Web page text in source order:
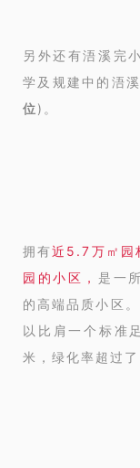
另外还有浯溪完
学及规建中的浯
位)。
拥有近5.7万㎡园
园的小区， 是一
的高端品质小区
以比肩一个标准
米，绿化率超过了